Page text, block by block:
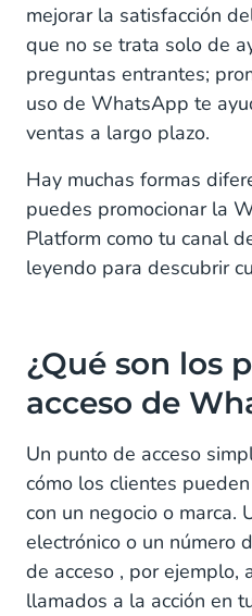
En redes sociales
A través de la
Redirección de "IVR"
En anuncios impresos,
Con anuncios de "Click
sociales (pago)
Cómo obtener un
mejorar la satisfacción
que no se trata solo de
preguntas entrantes;
uso de WhatsApp te
ventas a largo plazo.
Hay muchas formas
puedes promocionar la
Platform como tu canal
leyendo para descubrir
¿Qué son los
acceso de
Un punto de acceso
cómo los clientes
con un negocio o marca.
electrónico o un número
de acceso , por ejemplo,
llamados a la acción en